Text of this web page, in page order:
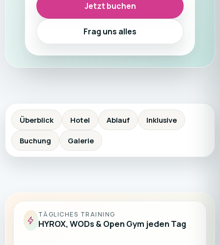
Jetzt buchen
Frag uns alles
Überblick Hotel Ablauf Inklusive
Buchung Galerie
TÄGLICHES TRAINING
HYROX, WODs & Open Gym jeden Tag